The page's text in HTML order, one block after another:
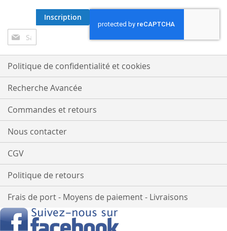
Inscription
à
notre
lettre
d’information
:
Inscription
Politique de confidentialité et cookies
Recherche Avancée
Commandes et retours
Nous contacter
CGV
Politique de retours
Frais de port - Moyens de paiement - Livraisons